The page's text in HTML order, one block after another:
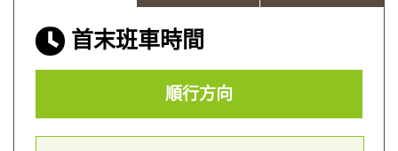
首末班車時間
順行方向